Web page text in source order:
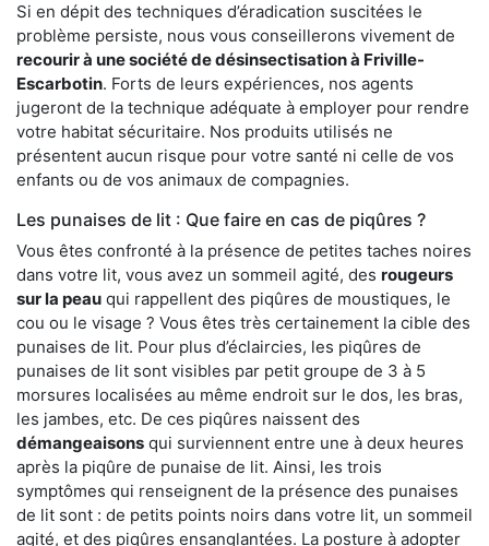
Si en dépit des techniques d’éradication suscitées le
problème persiste, nous vous conseillerons vivement de
recourir à une société de désinsectisation à Friville-
Escarbotin. Forts de leurs expériences, nos agents
jugeront de la technique adéquate à employer pour rendre
votre habitat sécuritaire. Nos produits utilisés ne
présentent aucun risque pour votre santé ni celle de vos
enfants ou de vos animaux de compagnies.
Les punaises de lit : Que faire en cas de piqûres ?
Vous êtes confronté à la présence de petites taches noires
dans votre lit, vous avez un sommeil agité, des rougeurs
sur la peau qui rappellent des piqûres de moustiques, le
cou ou le visage ? Vous êtes très certainement la cible des
punaises de lit. Pour plus d’éclaircies, les piqûres de
punaises de lit sont visibles par petit groupe de 3 à 5
morsures localisées au même endroit sur le dos, les bras,
les jambes, etc. De ces piqûres naissent des
démangeaisons qui surviennent entre une à deux heures
après la piqûre de punaise de lit. Ainsi, les trois
symptômes qui renseignent de la présence des punaises
de lit sont : de petits points noirs dans votre lit, un sommeil
agité, et des piqûres ensanglantées. La posture à adopter